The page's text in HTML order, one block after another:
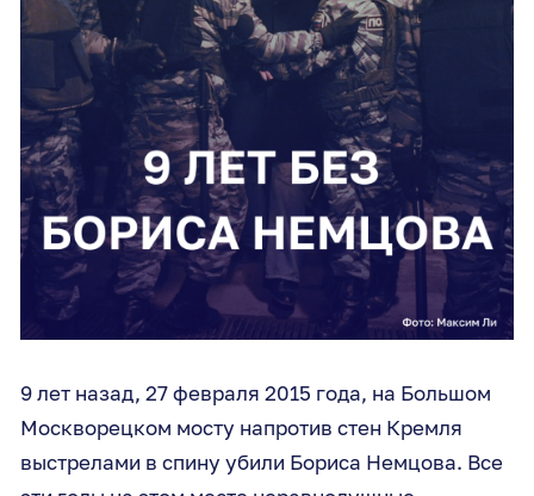
9 лет назад, 27 февраля 2015 года, на Большом
Москворецком мосту напротив стен Кремля
выстрелами в спину убили Бориса Немцова. Все